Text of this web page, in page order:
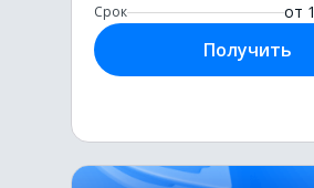
Срок от 1
Получить